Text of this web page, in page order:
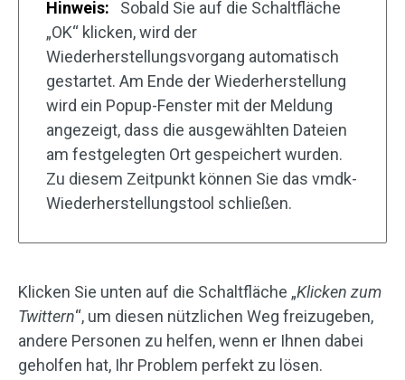
Hinweis:
Sobald Sie auf die Schaltfläche
„OK“ klicken, wird der
Wiederherstellungsvorgang automatisch
gestartet. Am Ende der Wiederherstellung
wird ein Popup-Fenster mit der Meldung
angezeigt, dass die ausgewählten Dateien
am festgelegten Ort gespeichert wurden.
Zu diesem Zeitpunkt können Sie das vmdk-
Wiederherstellungstool schließen.
Klicken Sie unten auf die Schaltfläche „Klicken zum
Twittern“, um diesen nützlichen Weg freizugeben,
andere Personen zu helfen, wenn er Ihnen dabei
geholfen hat, Ihr Problem perfekt zu lösen.